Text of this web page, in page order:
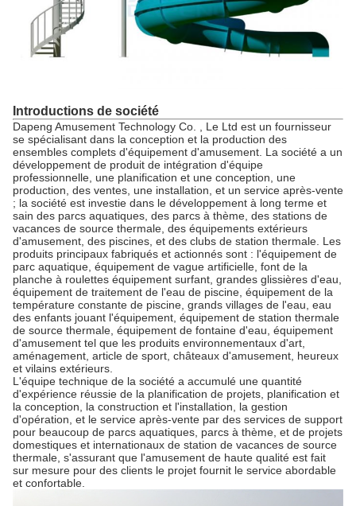
Introductions de société
Dapeng Amusement Technology Co. , Le Ltd est un fournisseur
se spécialisant dans la conception et la production des
ensembles complets d'équipement d'amusement. La société a un
développement de produit de intégration d'équipe
professionnelle, une planification et une conception, une
production, des ventes, une installation, et un service après-vente
; la société est investie dans le développement à long terme et
sain des parcs aquatiques, des parcs à thème, des stations de
vacances de source thermale, des équipements extérieurs
d'amusement, des piscines, et des clubs de station thermale. Les
produits principaux fabriqués et actionnés sont : l'équipement de
parc aquatique, équipement de vague artificielle, font de la
planche à roulettes équipement surfant, grandes glissières d'eau,
équipement de traitement de l'eau de piscine, équipement de la
température constante de piscine, grands villages de l'eau, eau
des enfants jouant l'équipement, équipement de station thermale
de source thermale, équipement de fontaine d'eau, équipement
d'amusement tel que les produits environnementaux d'art,
aménagement, article de sport, châteaux d'amusement, heureux
et vilains extérieurs.
L'équipe technique de la société a accumulé une quantité
d'expérience réussie de la planification de projets, planification et
la conception, la construction et l'installation, la gestion
d'opération, et le service après-vente par des services de support
pour beaucoup de parcs aquatiques, parcs à thème, et de projets
domestiques et internationaux de station de vacances de source
thermale, s'assurant que l'amusement de haute qualité est fait
sur mesure pour des clients le projet fournit le service abordable
et confortable.